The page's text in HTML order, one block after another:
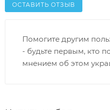
ОСТАВИТЬ ОТЗЫВ
Помогите другим
- будьте первым, кто
мнением об этом